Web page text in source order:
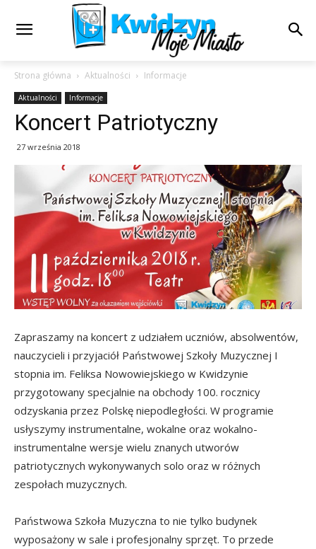
Strona główna Aktualności Informacje
Aktualności Informacje
Koncert Patriotyczny
27 września 2018
Zapraszamy na koncert z udziałem uczniów, absolwentów,
nauczycieli i przyjaciół Państwowej Szkoły Muzycznej I
stopnia im. Feliksa Nowowiejskiego w Kwidzynie
przygotowany specjalnie na obchody 100. rocznicy
odzyskania przez Polskę niepodległości. W programie
usłyszymy instrumentalne, wokalne oraz wokalno-
instrumentalne wersje wielu znanych utworów
patriotycznych wykonywanych solo oraz w różnych
zespołach muzycznych.
Państwowa Szkoła Muzyczna to nie tylko budynek
wyposażony w sale i profesjonalny sprzęt. To przede